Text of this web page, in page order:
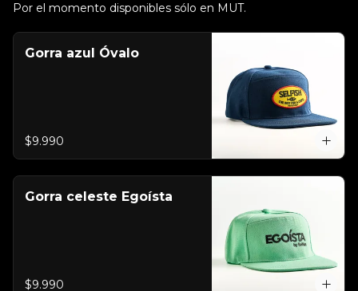
Por el momento disponibles sólo en MUT.
Gorra azul Óvalo
$9.990
Gorra celeste Egoísta
$9.990